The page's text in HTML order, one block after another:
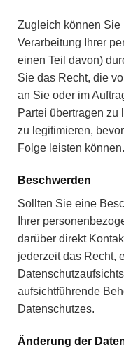
Zugleich können
Verarbeitung Ihrer
einen Teil davon)
Sie das Recht, die
an Sie oder im
Partei übertragen zu
zu legitimieren,
Folge leisten können.
Beschwerden
Sollten Sie eine
Ihrer
darüber direkt
jederzeit das Recht,
aufsichtführende
Datenschutzes.
Änderung der